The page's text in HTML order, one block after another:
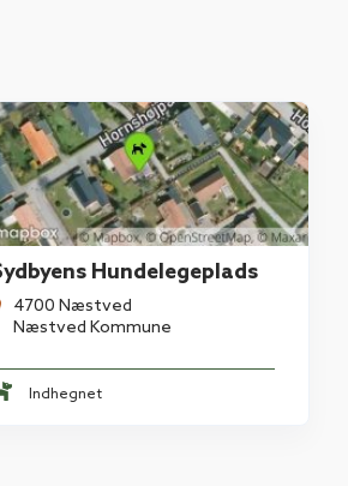
Hundelegeplads
4700 Næstved
Næstved Kommune
Indhegnet